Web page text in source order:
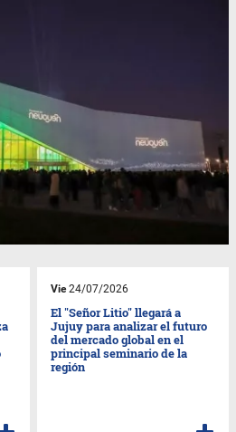
Vie24/07/2026
El "Señor Litio" llegará a
Jujuy para analizar el futuro
del mercado global en el
principal seminario de la
región